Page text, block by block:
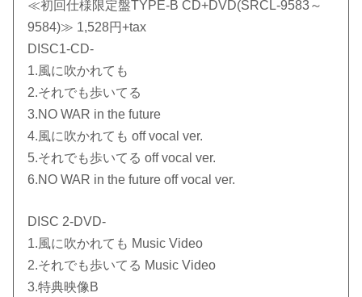
≪初回仕様限定盤TYPE-B CD+DVD(SRCL-9583～
9584)≫ 1,528円+tax
DISC1-CD-
1.風に吹かれても
2.それでも歩いてる
3.NO WAR in the future
4.風に吹かれても off vocal ver.
5.それでも歩いてる off vocal ver.
6.NO WAR in the future off vocal ver.
DISC 2-DVD-
1.風に吹かれても Music Video
2.それでも歩いてる Music Video
3.特典映像B